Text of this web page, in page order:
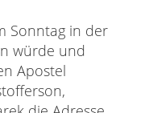
Sonntag in der
würde und
Apostel